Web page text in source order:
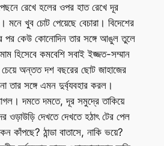
রেখে হলের ওপর হাত রেখে দূর
মনে খুব চোট পেয়েছে বেচারা। বিদেশের
পর কেউ কোনোদিন তার সঙ্গে আঙুল তুলে
হিসেবে কমবেশি সবাই ইজ্জত-সম্মান
অন্তত দশ বছরের ছোট জাহাজের
তার সঙ্গে এমন দুর্ব্যবহার করল।
দমতে দমতে, দূর সমুদ্রে তাকিয়ে
ওড়াউড়ি দেখতে দেখতে হঠাৎ টের পেল
ঠান্ডা বাতাসে, নাকি ভয়ে?